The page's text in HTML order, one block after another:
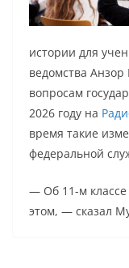
истории для
ведомства
вопросам
2026 году на
время такие
федеральной
— Об 11-м
этом, — сказал